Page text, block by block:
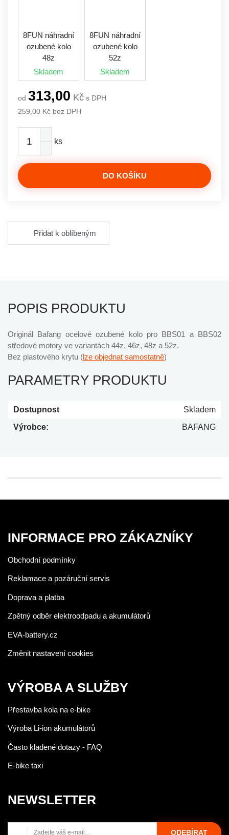
8FUN náhradní
ozubené kolo
48z
Skladem
8FUN náhradní
ozubené kolo
52z
Skladem
od 313,00 Kč s DPH
259,00 Kč bez DPH
ks
DO KOŠÍKU
Přidat k oblíbeným
POPIS PRODUKTU
Originál Bafang ocelové ozubené kolo pro BBS01 a BBS02
středové motory ve variantách 44z, 46z, 48z a 52z.
Bez plastového krytu (lze objednat samostatně)
PARAMETRY PRODUKTU
Dostupnost
Skladem
Výrobce:
BAFANG
INFORMACE PRO ZÁKAZNÍKY
Obchodní podmínky
Reklamace a pozáruční servis
Doprava a platba
Zpětný odběr elektroodpadu a akumulátorů
EVA-battery.cz
Změnit nastavení cookies
VÝROBA A SLUŽBY
Přestavba kola na e-bike
Výroba Li-ion akumulátorů
Často kladené dotazy - FAQ
E-bike taxi
NEWSLETTER
ODEBÍRAT